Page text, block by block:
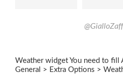
Weather widget You need to fill
General > Extra Options >